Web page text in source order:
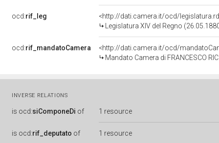
ocd:rif_leg
<http://dati.camera.it/ocd/
Legislatura XIV del Regno
ocd:rif_mandatoCamera
<http://dati.camera.it/ocd/
Mandato Camera di FRANCESCO
INVERSE RELATIONS
is ocd:siComponeDi of 1 resource
is ocd:rif_deputato of 1 resource